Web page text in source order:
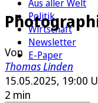
Aus aller Welt
Politik
Wirtschaft
Newsletter
E-Paper
Von
Thomas Linden
15.05.2025, 19:00
2 min